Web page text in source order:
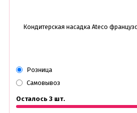
Кондитерская насадка Ateco
Розница
Самовывоз
Осталось 3 шт.